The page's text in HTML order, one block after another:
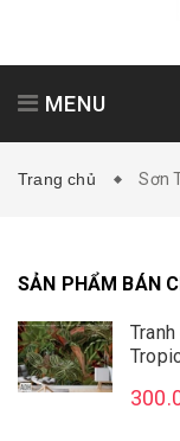
MENU
Mua File Tranh
Trang chủ Sơn
SẢN PHẨM BÁN